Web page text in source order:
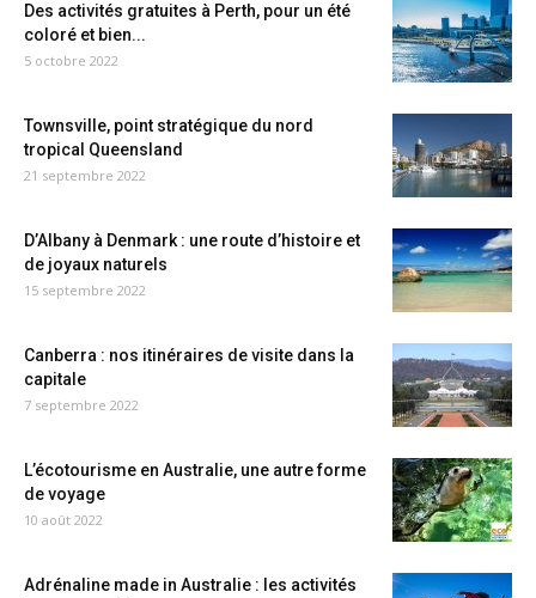
Des activités gratuites à Perth, pour un été
coloré et bien...
5 octobre 2022
Townsville, point stratégique du nord
tropical Queensland
21 septembre 2022
D’Albany à Denmark : une route d’histoire et
de joyaux naturels
15 septembre 2022
Canberra : nos itinéraires de visite dans la
capitale
7 septembre 2022
L’écotourisme en Australie, une autre forme
de voyage
10 août 2022
Adrénaline made in Australie : les activités